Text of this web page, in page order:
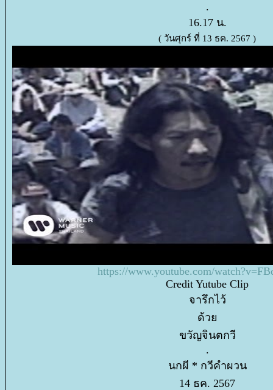
.
16.17 น.
( วันศุกร์ ที่ 13 ธค. 2567 )
https://www.youtube.com/
Credit Yutube Clip
จารึกไว้
ด้ว
ขวัญจินตกวี
.
นกผี * กวีคำผวน
14 ธค. 2567